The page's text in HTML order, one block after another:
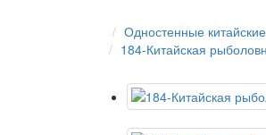
Одностенные
184-Китайская